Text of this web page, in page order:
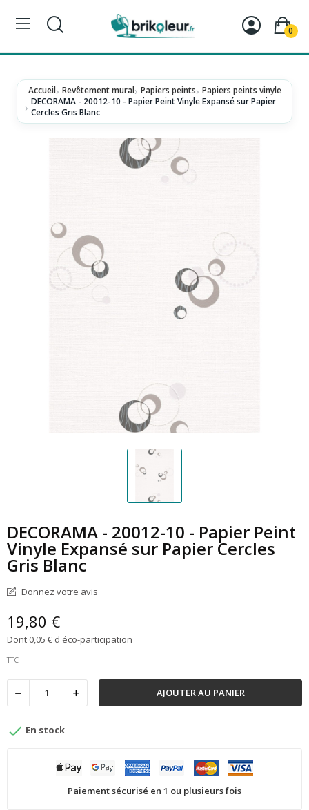
0
Accueil Revêtement mural Papiers peints Papiers peints vinyle
DECORAMA - 20012-10 - Papier Peint Vinyle Expansé sur Papier
Cercles Gris Blanc
DECORAMA - 20012-10 - Papier Peint
Vinyle Expansé sur Papier Cercles
Gris Blanc
Donnez votre avis
19,80 €
Dont 0,05 € d'éco-participation
TTC
AJOUTER AU PANIER
 En stock
Paiement sécurisé en 1 ou plusieurs fois